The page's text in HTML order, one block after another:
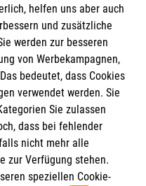
die
der Patienten eine
helfen uns aber auch
und zusätzliche
werden zur besseren
von Werbekampagnen,
bedeutet, dass Cookies
verwendet werden. Sie
Sie zulassen
dass bei fehlender
nicht mehr alle
zur Verfügung stehen.
speziellen Cookie-